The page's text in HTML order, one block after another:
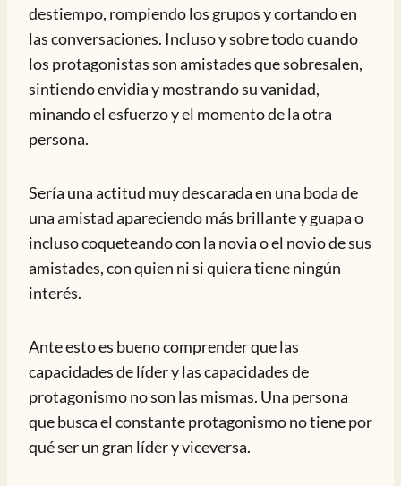
destiempo, rompiendo los grupos y cortando en
las conversaciones. Incluso y sobre todo cuando
los protagonistas son amistades que sobresalen,
sintiendo envidia y mostrando su vanidad,
minando el esfuerzo y el momento de la otra
persona.
Sería una actitud muy descarada en una boda de
una amistad apareciendo más brillante y guapa o
incluso coqueteando con la novia o el novio de sus
amistades, con quien ni si quiera tiene ningún
interés.
Ante esto es bueno comprender que las
capacidades de líder y las capacidades de
protagonismo no son las mismas. Una persona
que busca el constante protagonismo no tiene por
qué ser un gran líder y viceversa.